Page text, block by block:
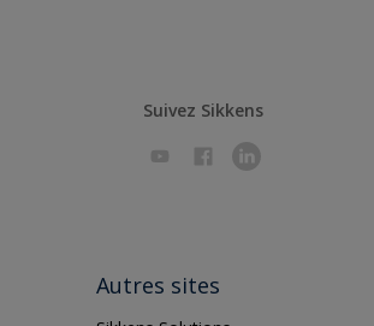
Suivez Sikkens
Autres sites